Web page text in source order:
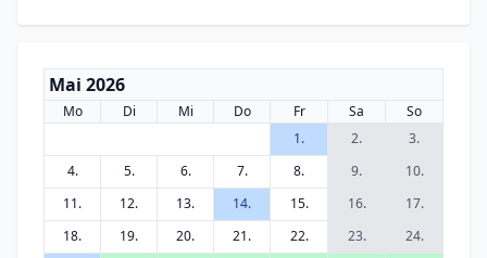
Mai 2026
Mo Di Mi Do Fr Sa
So
1.
2.
3.
4.
5. 6. 7. 8. 9.
10.
11.
12. 13. 14. 15. 16.
17.
18.
19. 20. 21. 22. 23.
24.